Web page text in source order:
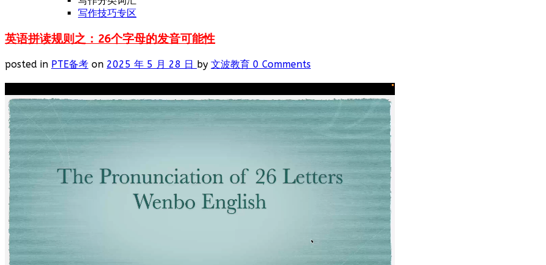
写作技巧专区
英语拼读规则之：26个字母的发音可能性
posted in PTE备考 on 2025 年 5 月 28 日 by 文波教育 0 Comments